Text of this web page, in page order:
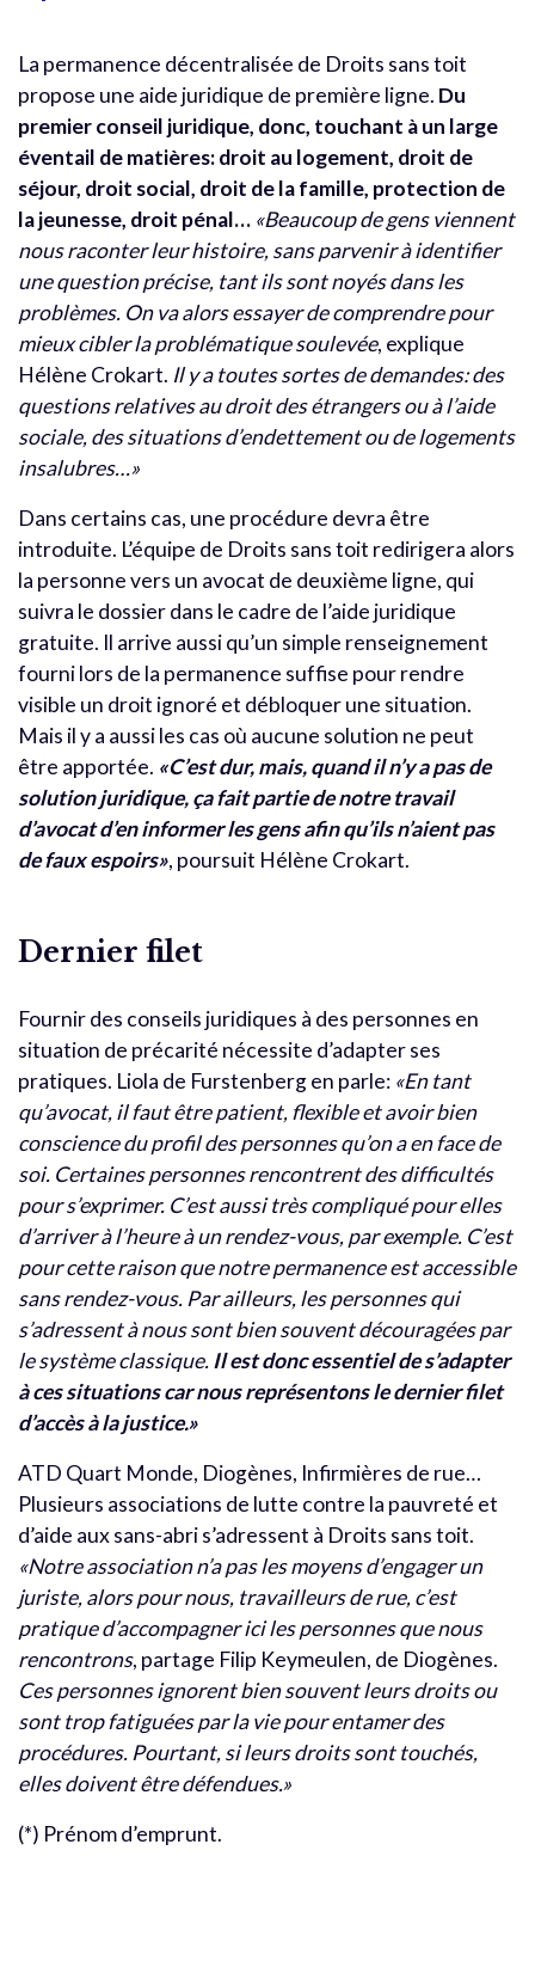
La permanence décentralisée de Droits sans toit
propose une aide juridique de première ligne. Du
premier conseil juridique, donc, touchant à un large
éventail de matières: droit au logement, droit de
séjour, droit social, droit de la famille, protection de
la jeunesse, droit pénal… «Beaucoup de gens viennent
nous raconter leur histoire, sans parvenir à identifier
une question précise, tant ils sont noyés dans les
problèmes. On va alors essayer de comprendre pour
mieux cibler la problématique soulevée, explique
Hélène Crokart. Il y a toutes sortes de demandes: des
questions relatives au droit des étrangers ou à l’aide
sociale, des situations d’endettement ou de logements
insalubres…»
Dans certains cas, une procédure devra être
introduite. L’équipe de Droits sans toit redirigera alors
la personne vers un avocat de deuxième ligne, qui
suivra le dossier dans le cadre de l’aide juridique
gratuite. Il arrive aussi qu’un simple renseignement
fourni lors de la permanence suffise pour rendre
visible un droit ignoré et débloquer une situation.
Mais il y a aussi les cas où aucune solution ne peut
être apportée. «C’est dur, mais, quand il n’y a pas de
solution juridique, ça fait partie de notre travail
d’avocat d’en informer les gens afin qu’ils n’aient pas
de faux espoirs», poursuit Hélène Crokart.
Dernier filet
Fournir des conseils juridiques à des personnes en
situation de précarité nécessite d’adapter ses
pratiques. Liola de Furstenberg en parle: «En tant
qu’avocat, il faut être patient, flexible et avoir bien
conscience du profil des personnes qu’on a en face de
soi. Certaines personnes rencontrent des difficultés
pour s’exprimer. C’est aussi très compliqué pour elles
d’arriver à l’heure à un rendez-vous, par exemple. C’est
pour cette raison que notre permanence est accessible
sans rendez-vous. Par ailleurs, les personnes qui
s’adressent à nous sont bien souvent découragées par
le système classique. Il est donc essentiel de s’adapter
à ces situations car nous représentons le dernier filet
d’accès à la justice.»
ATD Quart Monde, Diogènes, Infirmières de rue…
Plusieurs associations de lutte contre la pauvreté et
d’aide aux sans-abri s’adressent à Droits sans toit.
«Notre association n’a pas les moyens d’engager un
juriste, alors pour nous, travailleurs de rue, c’est
pratique d’accompagner ici les personnes que nous
rencontrons, partage Filip Keymeulen, de Diogènes.
Ces personnes ignorent bien souvent leurs droits ou
sont trop fatiguées par la vie pour entamer des
procédures. Pourtant, si leurs droits sont touchés,
elles doivent être défendues.»
(*) Prénom d’emprunt.